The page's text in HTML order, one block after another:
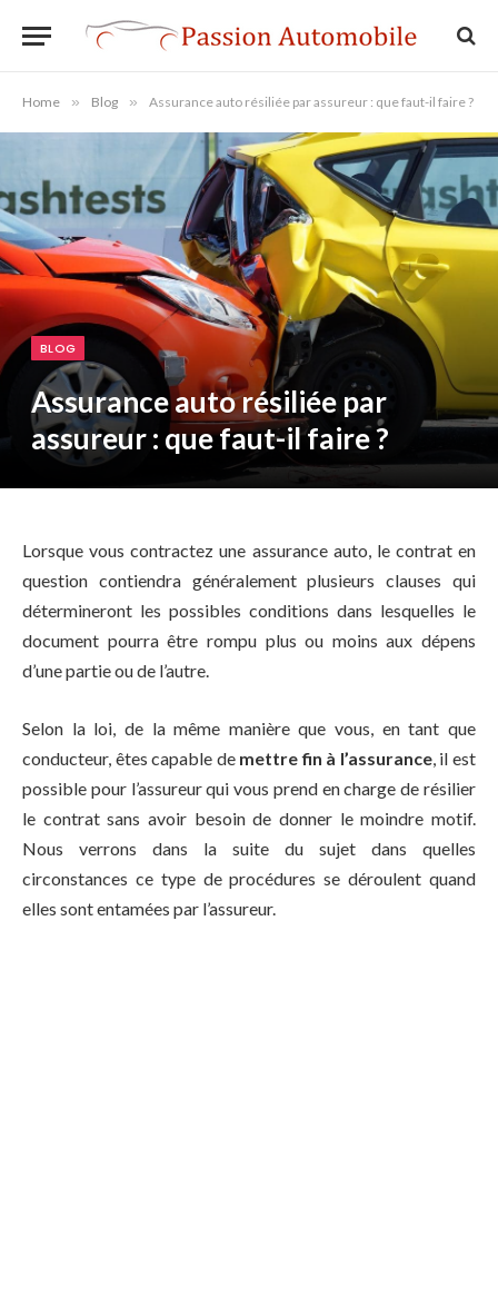
Home » Blog » Assurance auto résiliée par assureur : que faut-il faire ?
BLOG
Assurance auto résiliée par
assureur : que faut-il faire ?
Lorsque vous contractez une assurance auto, le contrat en
question contiendra généralement plusieurs clauses qui
détermineront les possibles conditions dans lesquelles le
document pourra être rompu plus ou moins aux dépens
d’une partie ou de l’autre.
Selon la loi, de la même manière que vous, en tant que
conducteur, êtes capable de mettre fin à l’assurance, il est
possible pour l’assureur qui vous prend en charge de résilier
le contrat sans avoir besoin de donner le moindre motif.
Nous verrons dans la suite du sujet dans quelles
circonstances ce type de procédures se déroulent quand
elles sont entamées par l’assureur.